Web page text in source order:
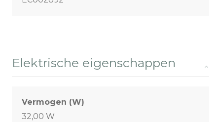
Elektrische eigenschappen
Vermogen (W)
32,00 W